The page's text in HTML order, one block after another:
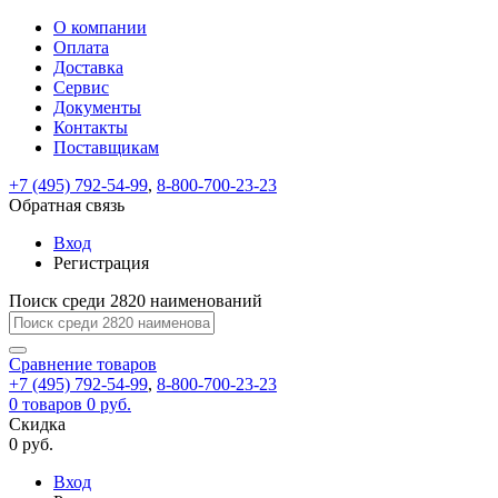
ВходРегистрация
Только
test@example.com
отправлена
по
ней
для
регистрации.
Ок
Только
Запомнить
меня
Забыли
Восстановление
пароля
Заполните
форму.
Мы
отправим
ссылку
на
указанный
электронный
адрес,
перейдя
по
которой
вы
новый
На
вашу
test@test.ru
отправлена
ссылка.
Перейдите
по
для
смены
пароля.
Введите
новый
пароль
Сменить
Пароль
успешно
Войти
Обратная
связь
Сообщение
пользовательского
соглашения
Ваше
сообщение
успешно
О компании
Оплата
Доставка
Сервис
Документы
Контакты
Поставщикам
+7 (495) 792-54-99, 8-800-700-23-23
Обратная связь
Вход
Регистрация
Поиск среди 2820 наименований
Сравнение товаров
+7 (495) 792-54-99, 8-800-700-23-23
0 товаров 0 руб.
Скидка
0 руб.
Вход